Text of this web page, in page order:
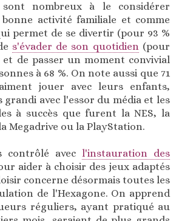
nombreux à le considérer
activité familiale et comme
permet de se divertir (pour 93 %
s'évader de son quotidien(pour
et de passer un moment convivial
à 68 %. On note aussi que 71
jouer avec leurs enfants,
grandi avec l'essor du média et les
à succès que furent la NES, la
Megadrive ou la PlayStation.
avec l'instauration des
aider à choisir des jeux adaptés
concerne désormais toutes les
de l'Hexagone. On apprend
réguliers, ayant pratiqué au